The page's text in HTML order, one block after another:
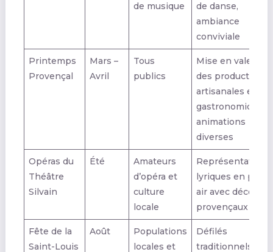
de musique
de danse,
ambiance
conviviale
Printemps
Provençal
Mars –
Avril
Tous
publics
Mise en valeur
des productions
artisanales et
gastronomiques,
animations
diverses
Opéras du
Théâtre
Silvain
Été
Amateurs
d’opéra et
culture
locale
Représentations
lyriques en plein
air avec décors
provençaux
Fête de la
Saint-Louis
Août
Populations
locales et
Défilés
traditionnels,